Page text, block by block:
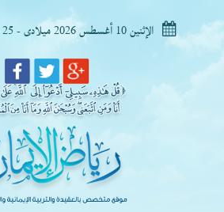
الإثنين 10 أغسطس 2026 ميلادى - 25 صفر 1448 هجرى